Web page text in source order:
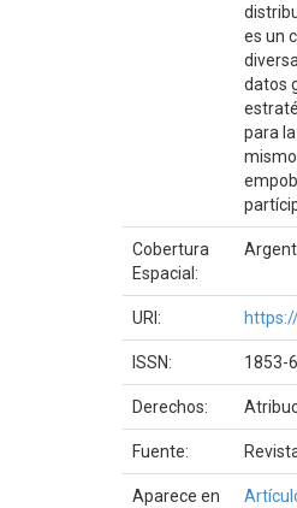
es un
datos
para
Cobertura
Espacial:
URI:
ISSN: 1853-
Derechos:
Fuente:
Aparece en